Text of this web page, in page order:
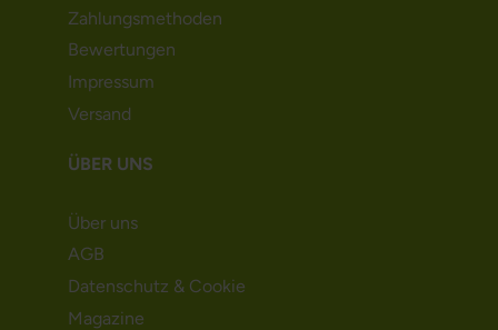
Zahlungsmethoden
Bewertungen
Impressum
Versand
ÜBER UNS
Über uns
AGB
Datenschutz & Cookie
Magazine